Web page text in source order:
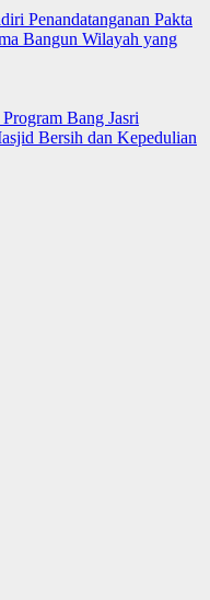
Penandatanganan Pakta
Bangun Wilayah yang
Bang Jasri
Bersih dan Kepedulian